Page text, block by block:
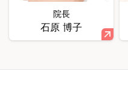
院長
石原 博子